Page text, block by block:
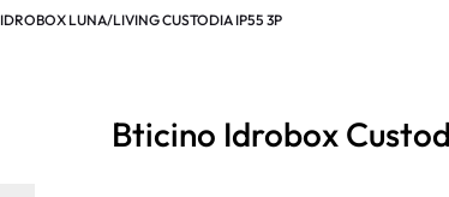
IDROBOX LUNA/LIVING CUSTODIA IP55 3P
Bticino Idrobox